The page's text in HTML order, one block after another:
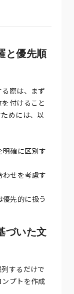
と優先順
際は、まず
付けること
めには、以
明確に区別す
せを考慮す
優先的に扱う
づいた文
するだけで
プトを作成